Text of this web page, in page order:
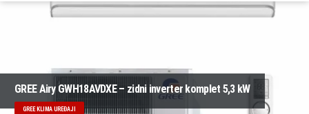
GREE Airy GWH18AVDXE – zidni inverter komplet 5,3 kW
GREE KLIMA UREĐAJI